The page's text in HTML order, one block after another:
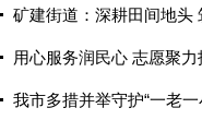
矿建街道：深耕田间地头
用心服务润民心 志愿聚力
我市多措并举守护“一老一